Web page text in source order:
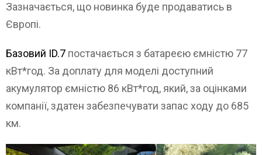
Зазначається, що новинка буде продаватись в
Європі.
Базовий ID.7 постачається з батареєю ємністю 77
кВт*год. За доплату для моделі доступний
акумулятор ємністю 86 кВт*год, який, за оцінками
компанії, здатен забезпечувати запас ходу до 685
км.